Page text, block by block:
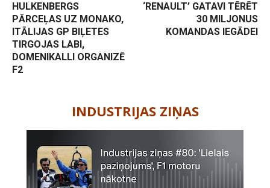
HULKENBERGS
PĀRCEĻAS UZ MONAKO,
ITĀLIJAS GP BIĻETES
TIRGOJAS LABI,
DOMENIKALLI ORGANIZĒ
F2
‘RENAULT’ GATAVI TĒRĒT
30 MILJONUS
KOMANDAS IEGĀDEI
INDUSTRIJAS ZIŅAS